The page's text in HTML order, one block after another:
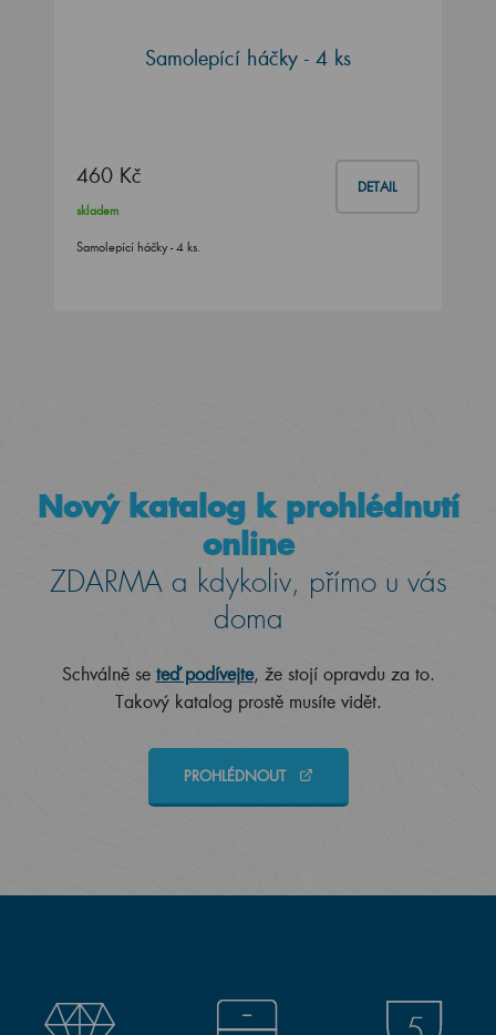
Samolepící háčky - 4 ks
460 Kč DETAIL
skladem
Samolepící háčky - 4 ks.
Nový katalog k prohlédnutí
online
ZDARMA a kdykoliv, přímo u vás
doma
Schválně se teď podívejte, že stojí opravdu za to.
Takový katalog prostě musíte vidět.
PROHLÉDNOUT